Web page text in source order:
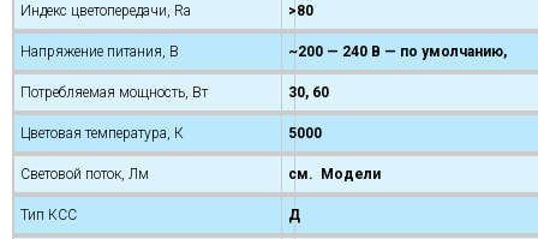
Индекс цветопередачи, Ra >80
Напряжение питания, В ~200 — 240 В — по умолчанию,
Потребляемая мощность, Вт 30, 60
Цветовая температура, К 5000
Световой поток, Лм см. Модели
Тип КСС Д